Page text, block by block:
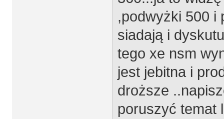
,podwyżki 500 i
siadają i
tego xe nsm
jest jebitna i
droższe
poruszyć temat